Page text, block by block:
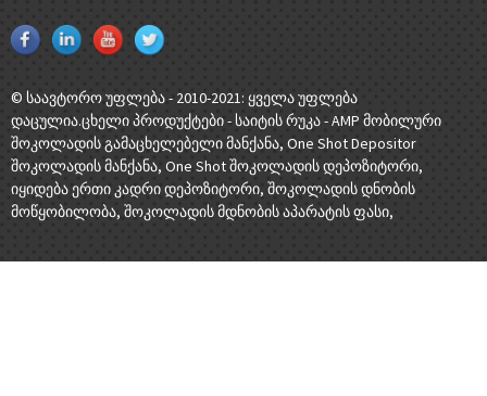
© საავტორო უფლება - 2010-2021: ყველა უფლება
დაცულია.ცხელი პროდუქტები- საიტის რუკა-AMP მობილური
შოკოლადის გამაცხელებელი მანქანა, One Shot Depositor
შოკოლადის მანქანა, One Shot შოკოლადის დეპოზიტორი,
იყიდება ერთი კადრი დეპოზიტორი, შოკოლადის დნობის
მოწყობილობა, შოკოლადის მდნობის აპარატის ფასი,